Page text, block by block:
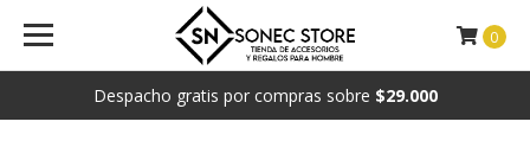
Despacho gratis por compras sobre $29.000
0